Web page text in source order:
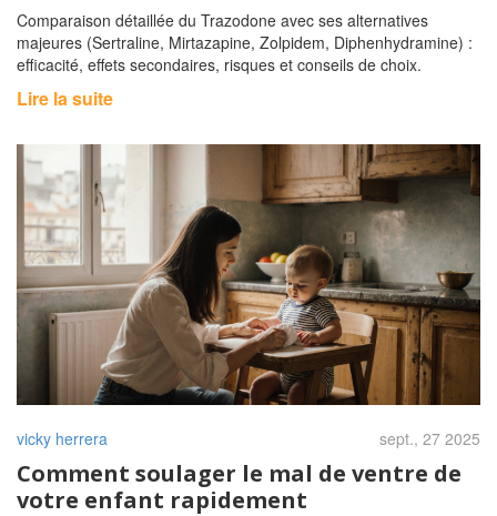
Comparaison détaillée du Trazodone avec ses alternatives
majeures (Sertraline, Mirtazapine, Zolpidem, Diphenhydramine) :
efficacité, effets secondaires, risques et conseils de choix.
Lire la suite
vicky herrera sept., 27 2025
Comment soulager le mal de ventre de
votre enfant rapidement